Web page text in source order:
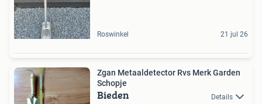
Roswinkel 21 jul 26
Zgan Metaaldetector Rvs Merk Garden
Schopje
Bieden Details